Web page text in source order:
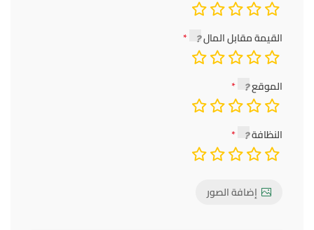
القيمة مقابل المال
الموقع
النظافة
إضافة الصور